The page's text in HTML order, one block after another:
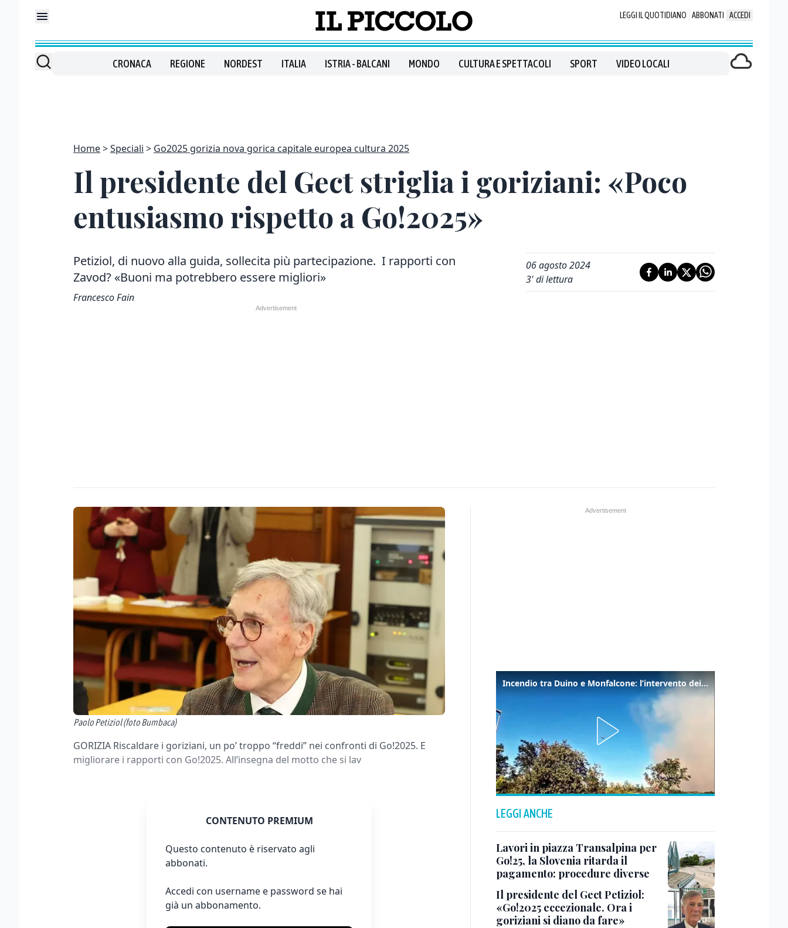
LEGGI IL QUOTIDIANO ABBONATI ACCEDI
CRONACA REGIONE NORDEST ITALIA ISTRIA - BALCANI MONDO CULTURA E SPETTACOLI SPORT VIDEO LOCALI
Home Speciali Go2025 gorizia nova gorica capitale europea cultura 2025
Il presidente del Gect striglia i goriziani: «Poco
entusiasmo rispetto a Go!2025»
Petiziol, di nuovo alla guida, sollecita più partecipazione. I rapporti con
Zavod? «Buoni ma potrebbero essere migliori»
Francesco Fain
06 agosto 2024
3' di lettura
Paolo Petiziol (foto Bumbaca)
GORIZIA Riscaldare i goriziani, un po’ troppo “freddi” nei confronti di Go!2025. E
migliorare i rapporti con Go!2025. All’insegna del motto che si lav
CONTENUTO PREMIUM
Questo contenuto è riservato agli
abbonati.
Accedi con username e password se hai
già un abbonamento.
Incendio tra Duino e Monfalcone: l’intervento dei vigili del fuoco
LEGGI ANCHE
Lavori in piazza Transalpina per
Go!25, la Slovenia ritarda il
pagamento: procedure diverse
Il presidente del Gect Petiziol:
«Go!2025 eccezionale. Ora i
goriziani si diano da fare»